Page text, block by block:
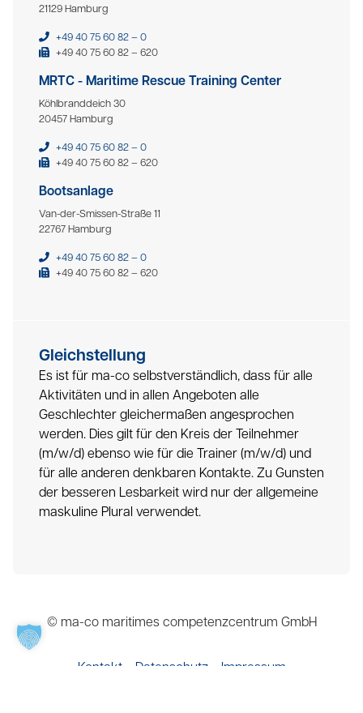
21129 Hamburg
+49 40 75 60 82 – 0
+49 40 75 60 82 – 620
MRTC - Maritime Rescue Training Center
Köhlbranddeich 30
20457 Hamburg
+49 40 75 60 82 – 0
+49 40 75 60 82 – 620
Bootsanlage
Van-der-Smissen-Straße 11
22767 Hamburg
+49 40 75 60 82 – 0
+49 40 75 60 82 – 620
Gleichstellung
Es ist für ma-co selbstverständlich, dass für alle
Aktivitäten und in allen Angeboten alle
Geschlechter gleichermaßen angesprochen
werden. Dies gilt für den Kreis der Teilnehmer
(m/w/d) ebenso wie für die Trainer (m/w/d) und
für alle anderen denkbaren Kontakte. Zu Gunsten
der besseren Lesbarkeit wird nur der allgemeine
maskuline Plural verwendet.
© ma-co maritimes competenzcentrum GmbH
Kontakt Datenschutz Impressum